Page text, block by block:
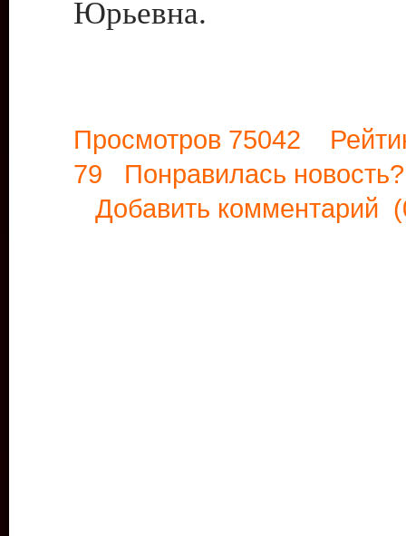
Юрьевна.
Просмотров 75042
79 Понравилась
Добавить комментарий